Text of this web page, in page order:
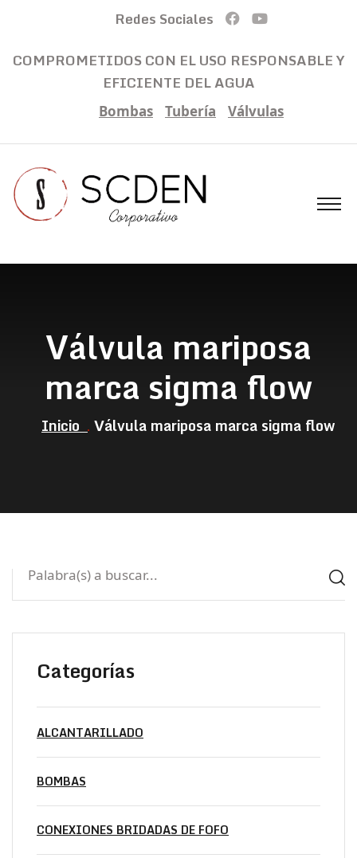
Redes Sociales
COMPROMETIDOS CON EL USO RESPONSABLE Y
EFICIENTE DEL AGUA
Bombas Tubería Válvulas
Válvula mariposa
marca sigma flow
Inicio Válvula mariposa marca sigma flow
Categorías
ALCANTARILLADO
BOMBAS
CONEXIONES BRIDADAS DE FOFO